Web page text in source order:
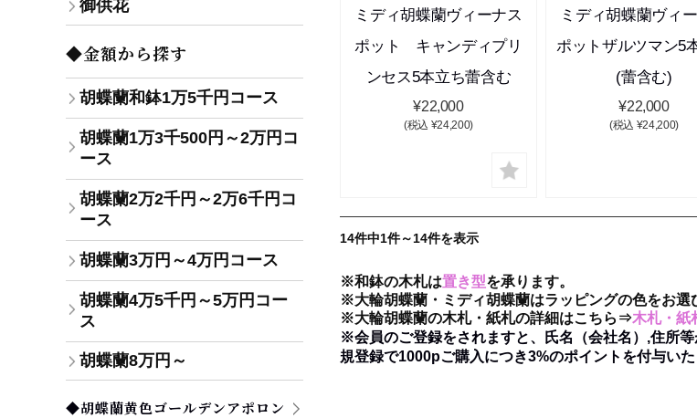
ミディ胡蝶蘭ヴィーナス
ポット キャンディプリ
ンセス5本立ち蕾含む
¥22,000
(税込 ¥24,200)
ミディ胡蝶蘭ヴィ
ポットザルツマン5
(蕾含む)
¥22,000
(税込 ¥24,200)
14件中1件～14件を表示
※和鉢の木札は置き型を承ります。
※大輪胡蝶蘭・ミディ胡蝶蘭はラッピングの色をお選
※大輪胡蝶蘭の木札・紙札の詳細はこちら⇒木札・紙
※会員のご登録をされますと、氏名（会社名）,住所
規登録で1000pご購入につき3%のポイントを付与いた
御供花
◆金額から探す
胡蝶蘭和鉢1万5千円コース
胡蝶蘭1万3千500円～2万円コ
ース
胡蝶蘭2万2千円～2万6千円コ
ース
胡蝶蘭3万円～4万円コース
胡蝶蘭4万5千円～5万円コー
ス
胡蝶蘭8万円～
◆胡蝶蘭黄色ゴールデンアポロン